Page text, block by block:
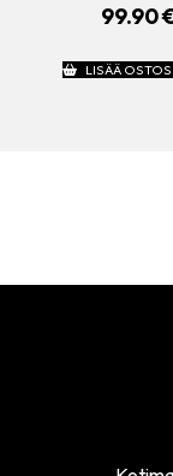
99.90
LISÄÄ